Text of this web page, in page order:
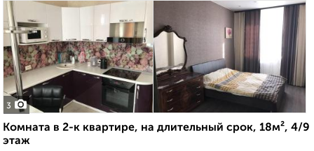
3
Комната в 2-к квартире, на длительный срок, 18м², 4/9
этаж